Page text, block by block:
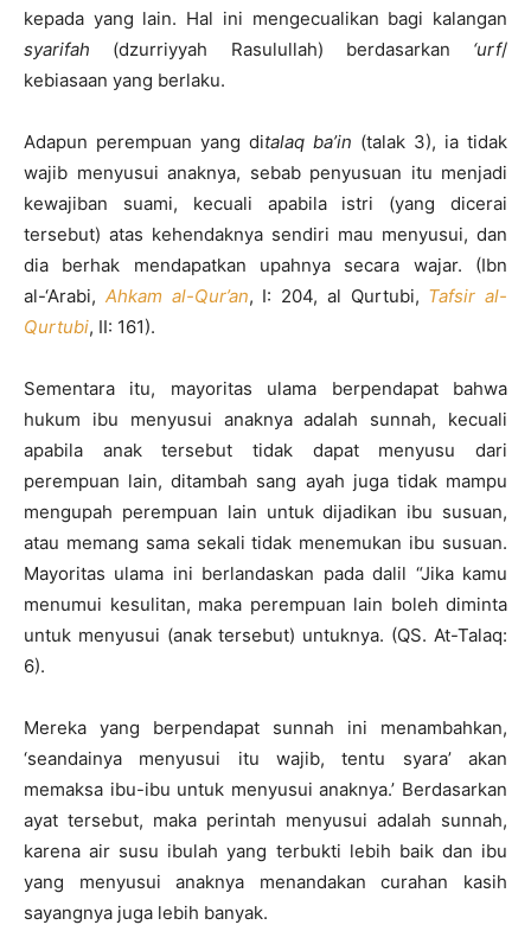
kepada yang lain. Hal ini mengecualikan bagi kalangan
syarifah (dzurriyyah Rasulullah) berdasarkan ‘urf/
kebiasaan yang berlaku.
Adapun perempuan yang ditalaq ba’in (talak 3), ia tidak
wajib menyusui anaknya, sebab penyusuan itu menjadi
kewajiban suami, kecuali apabila istri (yang dicerai
tersebut) atas kehendaknya sendiri mau menyusui, dan
dia berhak mendapatkan upahnya secara wajar. (Ibn
al-‘Arabi, Ahkam al-Qur’an, I: 204, al Qurtubi, Tafsir al-
Qurtubi, II: 161).
Sementara itu, mayoritas ulama berpendapat bahwa
hukum ibu menyusui anaknya adalah sunnah, kecuali
apabila anak tersebut tidak dapat menyusu dari
perempuan lain, ditambah sang ayah juga tidak mampu
mengupah perempuan lain untuk dijadikan ibu susuan,
atau memang sama sekali tidak menemukan ibu susuan.
Mayoritas ulama ini berlandaskan pada dalil “Jika kamu
menumui kesulitan, maka perempuan lain boleh diminta
untuk menyusui (anak tersebut) untuknya. (QS. At-Talaq:
6).
Mereka yang berpendapat sunnah ini menambahkan,
‘seandainya menyusui itu wajib, tentu syara’ akan
memaksa ibu-ibu untuk menyusui anaknya.’ Berdasarkan
ayat tersebut, maka perintah menyusui adalah sunnah,
karena air susu ibulah yang terbukti lebih baik dan ibu
yang menyusui anaknya menandakan curahan kasih
sayangnya juga lebih banyak.